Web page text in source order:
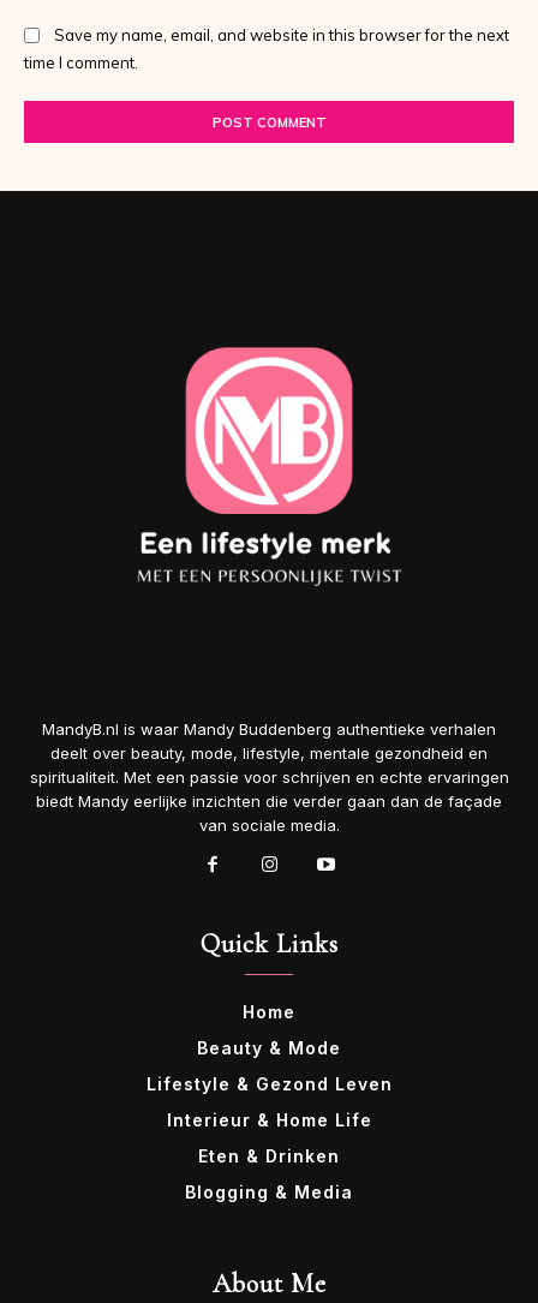
Save my name, email, and website in this browser for the next
time I comment.
MandyB.nl is waar Mandy Buddenberg authentieke verhalen
deelt over beauty, mode, lifestyle, mentale gezondheid en
spiritualiteit. Met een passie voor schrijven en echte ervaringen
biedt Mandy eerlijke inzichten die verder gaan dan de façade
van sociale media.
Quick Links
Home
Beauty & Mode
Lifestyle & Gezond Leven
Interieur & Home Life
Eten & Drinken
Blogging & Media
About Me